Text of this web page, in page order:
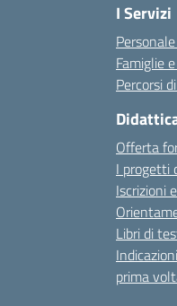
I Servizi
Famiglie
Percorsi
Offerta
I progetti
Iscrizioni
Libri di
prima